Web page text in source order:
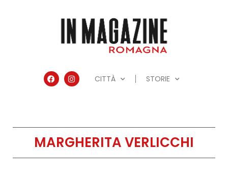
CITTÀ STORIE
MARGHERITA VERLICCHI